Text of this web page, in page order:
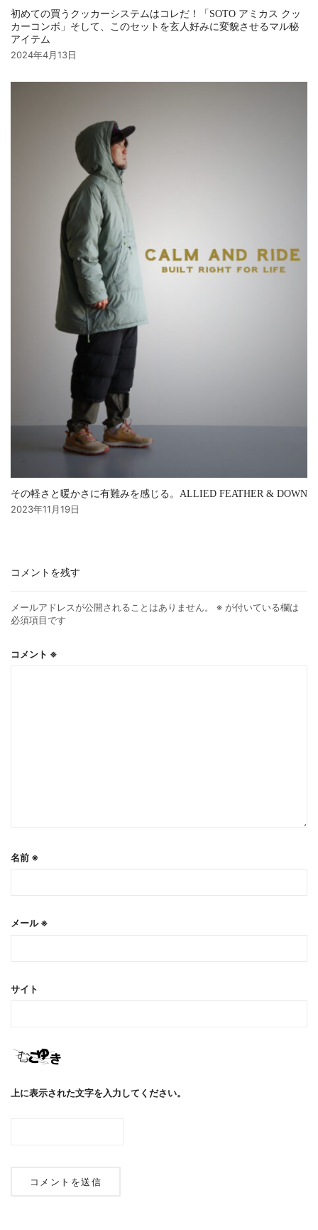
初めての買うクッカーシステムはコレだ！「SOTO アミカス クッ
カーコンボ」そして、このセットを玄人好みに変貌させるマル秘
アイテム
2024年4月13日
その軽さと暖かさに有難みを感じる。ALLIED FEATHER & DOWN
2023年11月19日
コメントを残す
メールアドレスが公開されることはありません。 ※ が付いている欄は
必須項目です
コメント ※
名前 ※
メール※
サイト
上に表示された文字を入力してください。